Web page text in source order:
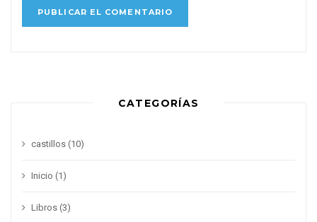
CATEGORÍAS
castillos (10)
Inicio (1)
Libros (3)